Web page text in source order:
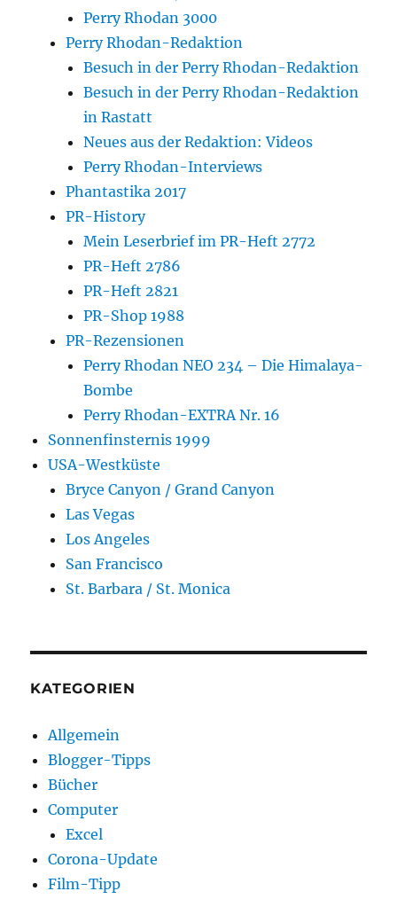
Perry Rhodan 3000
Perry Rhodan-Redaktion
Besuch in der Perry Rhodan-Redaktion
Besuch in der Perry Rhodan-Redaktion
in Rastatt
Neues aus der Redaktion: Videos
Perry Rhodan-Interviews
Phantastika 2017
PR-History
Mein Leserbrief im PR-Heft 2772
PR-Heft 2786
PR-Heft 2821
PR-Shop 1988
PR-Rezensionen
Perry Rhodan NEO 234 – Die Himalaya-
Bombe
Perry Rhodan-EXTRA Nr. 16
Sonnenfinsternis 1999
USA-Westküste
Bryce Canyon / Grand Canyon
Las Vegas
Los Angeles
San Francisco
St. Barbara / St. Monica
KATEGORIEN
Allgemein
Blogger-Tipps
Bücher
Computer
Excel
Corona-Update
Film-Tipp